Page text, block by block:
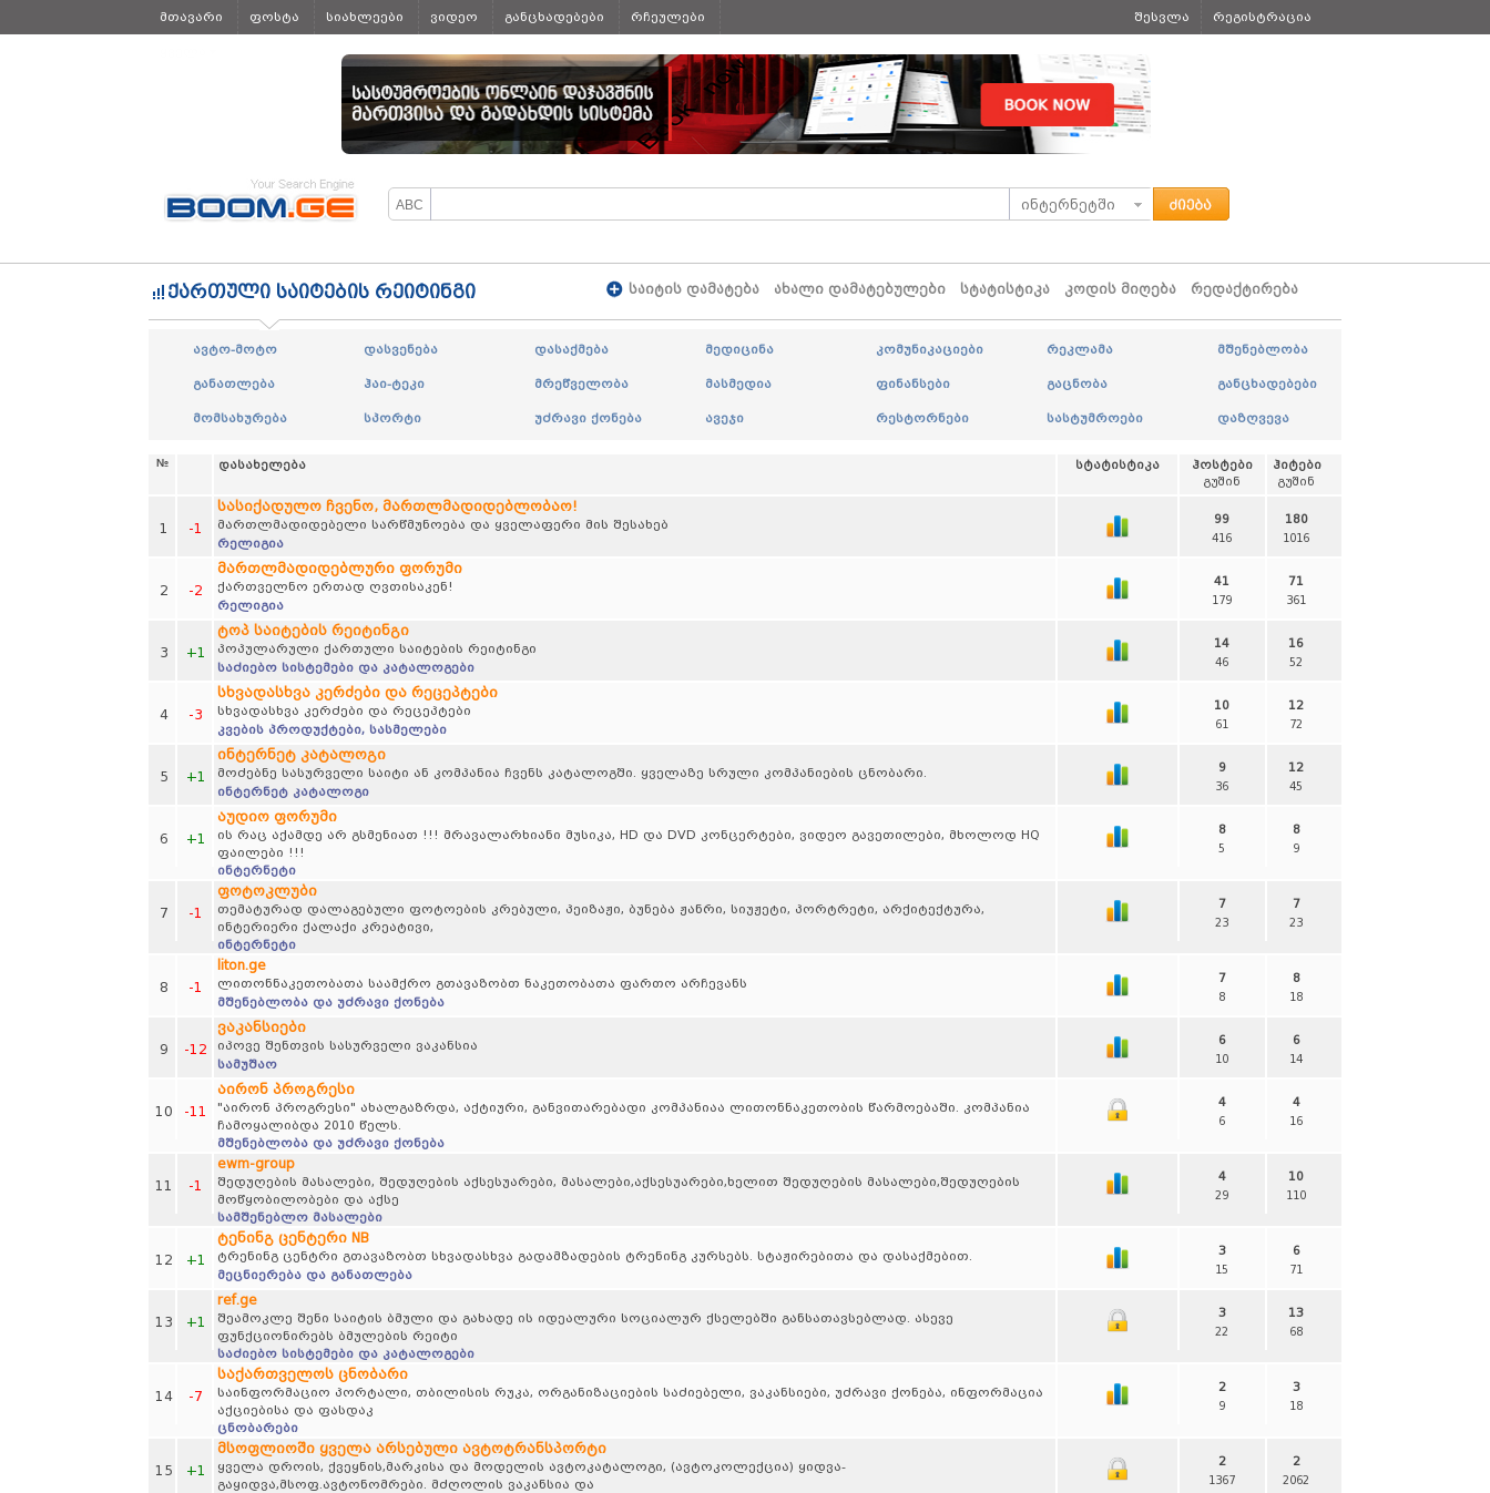
მთავარი ფოსტა სიახლეები ვიდეო განცხადებები რჩეულები შესვლა რეგისტრაცია
ქართული საიტების რეიტინგი საიტის დამატება ახალი დამატებულები სტატისტიკა კოდის მიღება რედაქტირება
ავტო-მოტო დასვენება დასაქმება მედიცინა კომუნიკაციები რეკლამა მშენებლობა
განათლება ჰაი-ტეკი მრეწველობა მასმედია ფინანსები გაცნობა განცხადებები
მომსახურება სპორტი უძრავი ქონება ავეჯი რესტორნები სასტუმროები დაზღვევა
№ დასახელება სტატისტიკა
ჰოსტები
გუშინ
ჰიტები
გუშინ
1 -1
სასიქადულო ჩვენო, მართლმადიდებლობაო!
მართლმადიდებელი სარწმუნოება და ყველაფერი მის შესახებ
რელიგია
99
416
180
1016
2 -2
მართლმადიდებლური ფორუმი
ქართველნო ერთად ღვთისაკენ!
რელიგია
41
179
71
361
3 +1
ტოპ საიტების რეიტინგი
პოპულარული ქართული საიტების რეიტინგი
საძიებო სისტემები და კატალოგები
14
46
16
52
4 -3
სხვადასხვა კერძები და რეცეპტები
სხვადასხვა კერძები და რეცეპტები
კვების პროდუქტები, სასმელები
10
61
12
72
5 +1
ინტერნეტ კატალოგი
მოძებნე სასურველი საიტი ან კომპანია ჩვენს კატალოგში. ყველაზე სრული კომპანიების ცნობარი.
ინტერნეტ კატალოგი
9
36
12
45
6 +1
აუდიო ფორუმი
ის რაც აქამდე არ გსმენიათ !!! მრავალარხიანი მუსიკა, HD და DVD კონცერტები, ვიდეო გავეთილები, მხოლოდ HQ
ფაილები !!!
ინტერნეტი
8
5
8
9
7 -1
ფოტოკლუბი
თემატურად დალაგებული ფოტოების კრებული, პეიზაჟი, ბუნება ჟანრი, სიუჟეტი, პორტრეტი, არქიტექტურა,
ინტერიერი ქალაქი კრეატივი,
ინტერნეტი
7
23
7
23
8 -1
liton.ge
ლითონნაკეთობათა საამქრო გთავაზობთ ნაკეთობათა ფართო არჩევანს
მშენებლობა და უძრავი ქონება
7
8
8
18
9 -12
ვაკანსიები
იპოვე შენთვის სასურველი ვაკანსია
სამუშაო
6
10
6
14
10 -11
აირონ პროგრესი
"აირონ პროგრესი" ახალგაზრდა, აქტიური, განვითარებადი კომპანიაა ლითონნაკეთობის წარმოებაში. კომპანია
ჩამოყალიბდა 2010 წელს.
მშენებლობა და უძრავი ქონება
4
6
4
16
11 -1
ewm-group
შედუღების მასალები, შედუღების აქსესუარები, მასალები,აქსესუარები,ხელით შედუღების მასალები,შედუღების
მოწყობილობები და აქსე
სამშენებლო მასალები
4
29
10
110
12 +1
ტენინგ ცენტერი NB
ტრენინგ ცენტრი გთავაზობთ სხვადასხვა გადამზადების ტრენინგ კურსებს. სტაჟირებითა და დასაქმებით.
მეცნიერება და განათლება
3
15
6
71
13 +1
ref.ge
შეამოკლე შენი საიტის ბმული და გახადე ის იდეალური სოციალურ ქსელებში განსათავსებლად. ასევე
ფუნქციონირებს ბმულების რეიტი
საძიებო სისტემები და კატალოგები
3
22
13
68
14 -7
საქართველოს ცნობარი
საინფორმაციო პორტალი, თბილისის რუკა, ორგანიზაციების საძიებელი, ვაკანსიები, უძრავი ქონება, ინფორმაცია
აქციებისა და ფასდაკ
ცნობარები
2
9
3
18
15 +1
მსოფლიოში ყველა არსებული ავტოტრანსპორტი
ყველა დროის, ქვეყნის,მარკისა და მოდელის ავტოკატალოგი, (ავტოკოლექცია) ყიდვა-
გაყიდვა,მსოფ.ავტონომრები. მძღოლის ვაკანსია და
2
1367
2
2062